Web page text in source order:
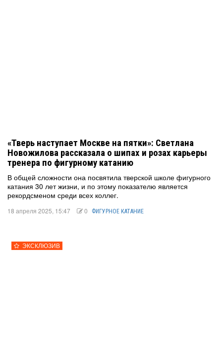
«Тверь наступает Москве на пятки»: Светлана
Новожилова рассказала о шипах и розах карьеры
тренера по фигурному катанию
В общей сложности она посвятила тверской школе фигурного
катания 30 лет жизни, и по этому показателю является
рекордсменом среди всех коллег.
18 апреля 2025, 15:47 0 ФИГУРНОЕ КАТАНИЕ
ЭКСКЛЮЗИВ